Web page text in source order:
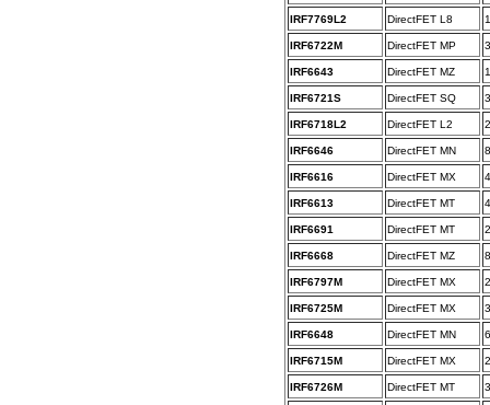
IRF7769L2 DirectFET L8
IRF6722M DirectFET MP
IRF6643 DirectFET MZ
IRF6721S DirectFET SQ
IRF6718L2 DirectFET L2
IRF6646 DirectFET MN
IRF6616 DirectFET MX
IRF6613 DirectFET MT
IRF6691 DirectFET MT
IRF6668 DirectFET MZ
IRF6797M DirectFET MX
IRF6725M DirectFET MX
IRF6648 DirectFET MN
IRF6715M DirectFET MX
IRF6726M DirectFET MT